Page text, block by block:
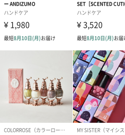
オーガニックブランド「cuccio
世界81か国で取扱い有。アメリカ・
40年の歴史を持つネイルサロン専業
が手がけるブランドラインで、得意と
バター、オイルといったケア商品。
ンに限らずスパやエステサロン、ス
テムとして使われるまでに広がってい